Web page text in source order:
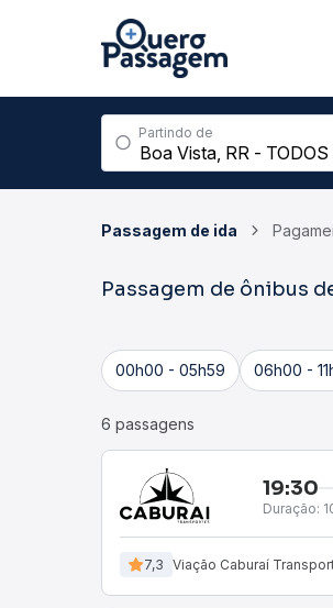
Partindo de
Passagem de ida
Passagem de ônibus
00h00 - 05h59 06h00 -
6 passagens
19:30
Duração:
7,3 Viação Caburaí